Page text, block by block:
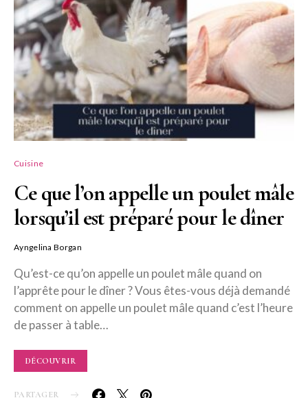
Cuisine
Ce que l’on appelle un poulet mâle
lorsqu’il est préparé pour le dîner
Ayngelina Borgan
Qu’est-ce qu’on appelle un poulet mâle quand on
l’apprête pour le dîner ? Vous êtes-vous déjà demandé
comment on appelle un poulet mâle quand c’est l’heure
de passer à table…
DÉCOUVRIR
PARTAGER